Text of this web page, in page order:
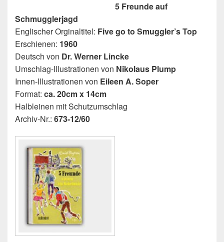
5 Freunde auf
Schmugglerjagd
Englischer Orginaltitel: Five go to Smuggler’s Top
Erschienen: 1960
Deutsch von Dr. Werner Lincke
Umschlag-Illustrationen von Nikolaus Plump
Innen-Illustrationen von Eileen A. Soper
Format: ca. 20cm x 14cm
Halbleinen mit Schutzumschlag
Archiv-Nr.: 673-12/60